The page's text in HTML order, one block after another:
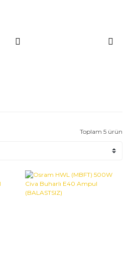
Toplam 5 ürün